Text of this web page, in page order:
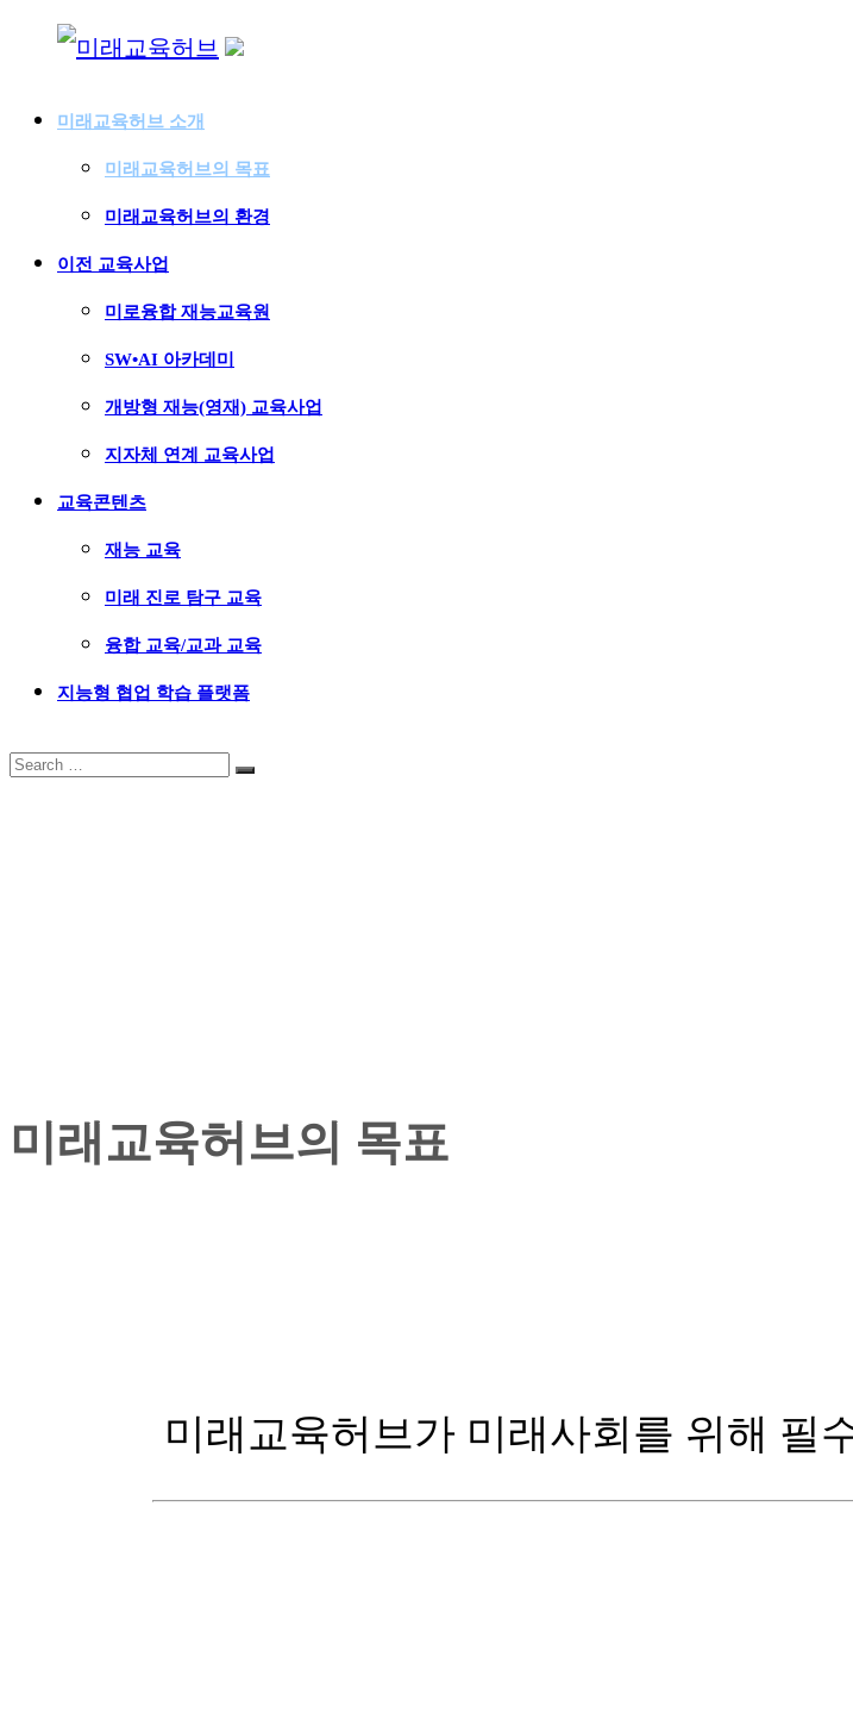
미래교육허브 소개
미래교육허브의 목표
미래교육허브의 환경
이전 교육사업
미로융합 재능교육원
SW•AI 아카데미
개방형 재능(영재) 교육사업
지자체 연계 교육사업
교육콘텐츠
재능 교육
미래 진로 탐구 교육
융합 교육/교과 교육
지능형 협업 학습 플랫폼
Search
Search
미래교육허브의 목표
미래교육허브가 미래사회를 위해 필